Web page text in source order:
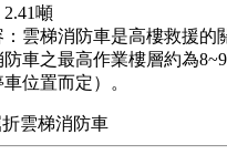
噸
雲梯消防車是高樓救援的
車之最高作業樓層約為
位置而定）。